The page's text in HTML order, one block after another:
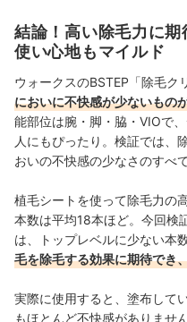
1500点以上のコ
をもとに、成分や
内容もユーザー
がらコンテンツを
西海友梨恵（
結論！高い除毛力に
使い心地もマイルド
ウォークスのBSTEP「除毛ク
においに不快感が少ないもの
能部位は腕・脚・脇・VIOで
人にもぴったり。検証では、
おいの不快感の少なさのすべ
植毛シートを使って除毛力の
本数は平均18本ほど。今回検
は、トップレベルに少ない本
毛を除毛する効果に期待でき
実際に使用すると、塗布して
もほとんど不快感がありませ